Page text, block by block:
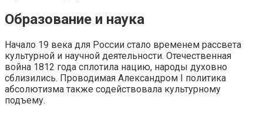
Образование и наука
Начало 19 века для России стало временем рассвета
культурной и научной деятельности. Отечественная
война 1812 года сплотила нацию, народы духовно
сблизились. Проводимая Александром I политика
абсолютизма также содействовала культурному
подъему.